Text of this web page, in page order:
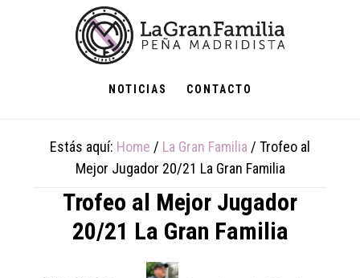
NOTICIAS CONTACTO
Estás aquí: Home / La Gran Familia / Trofeo al
Mejor Jugador 20/21 La Gran Familia
Trofeo al Mejor Jugador
20/21 La Gran Familia